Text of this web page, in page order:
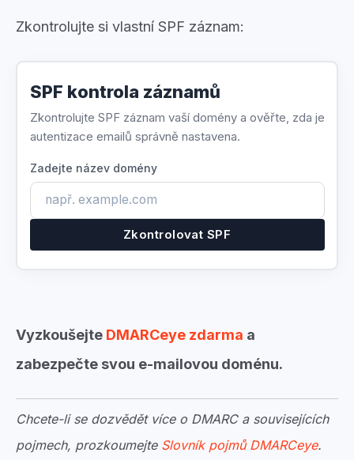
Zkontrolujte si vlastní SPF záznam:
SPF kontrola záznamů
Zkontrolujte SPF záznam vaší domény a ověřte, zda je
autentizace emailů správně nastavena.
Zadejte název domény
Zkontrolovat SPF
Vyzkoušejte DMARCeye zdarma a
zabezpečte svou e-mailovou doménu.
Chcete-li se dozvědět více o DMARC a souvisejících
pojmech, prozkoumejte Slovník pojmů DMARCeye.